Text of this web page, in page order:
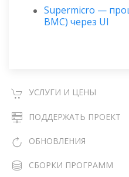
Supermicro —
BMC) через UI
УСЛУГИ И ЦЕНЫ
ПОДДЕРЖАТЬ ПРОЕКТ
ОБНОВЛЕНИЯ
СБОРКИ ПРОГРАММ